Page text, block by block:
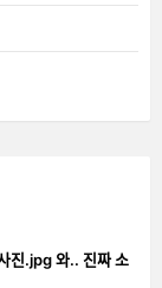
사진.jpg 와.. 진짜 소